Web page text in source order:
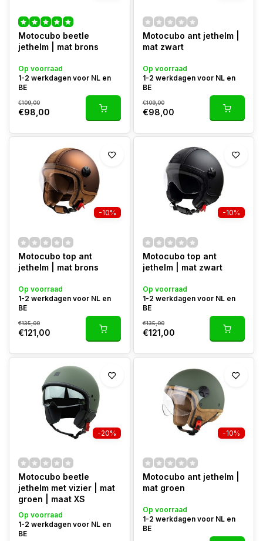
Motocubo beetle
jethelm | mat brons
Op voorraad
1-2 werkdagen voor NL en
BE
€109,00
€98,00
Motocubo ant jethelm |
mat zwart
Op voorraad
1-2 werkdagen voor NL en
BE
€109,00
€98,00
-10%
Motocubo top ant
jethelm | mat brons
Op voorraad
1-2 werkdagen voor NL en
BE
€135,00
€121,00
-10%
Motocubo top ant
jethelm | mat zwart
Op voorraad
1-2 werkdagen voor NL en
BE
€135,00
€121,00
-20%
Motocubo beetle
jethelm met vizier | mat
groen | maat XS
Op voorraad
1-2 werkdagen voor NL en
BE
-10%
Motocubo ant jethelm |
mat groen
Op voorraad
1-2 werkdagen voor NL en
BE